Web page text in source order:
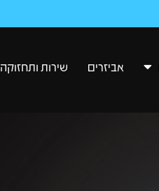
אביזרים שירות ותחזוקה